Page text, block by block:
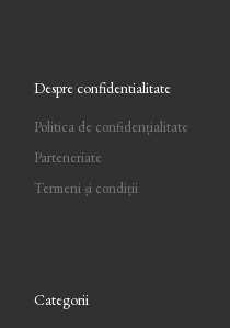
Despre confidentialitate
Politica de confidențialitate
Parteneriate
Termeni și condiții
Categorii